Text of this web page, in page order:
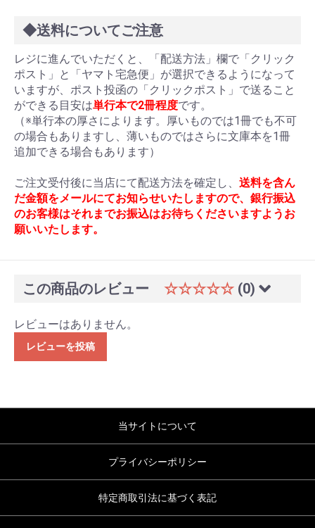
◆送料についてご注意
レジに進んでいただくと、「配送方法」欄で「クリック
ポスト」と「ヤマト宅急便」が選択できるようになって
いますが、ポスト投函の「クリックポスト」で送ること
ができる目安は単行本で2冊程度です。
（※単行本の厚さによります。厚いものでは1冊でも不可
の場合もありますし、薄いものではさらに文庫本を1冊
追加できる場合もあります）
ご注文受付後に当店にて配送方法を確定し、 送料を含ん
だ金額をメールにてお知らせいたしますので、銀行振込
のお客様はそれまでお振込はお待ちくださいますようお
願いいたします。
この商品のレビュー ☆☆☆☆☆ (0)
レビューはありません。
レビューを投稿
当サイトについて
プライバシーポリシー
特定商取引法に基づく表記